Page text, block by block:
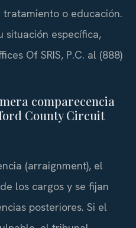
o educación.
situación específica,
Of SRIS, P.C. al (888)
comparecencia
County Circuit
(arraignment), el
los cargos y se fijan
posteriores. Si el